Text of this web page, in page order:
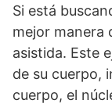
Si está
mejor manera
asistida. Este
de su cuerpo,
cuerpo, el